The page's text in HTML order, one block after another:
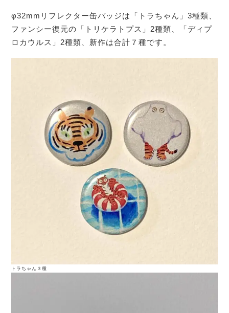
φ32mmリフレクター缶バッジは「トラちゃん」3種類、
ファンシー復元の「トリケラトプス」2種類、「ディプ
ロカウルス」2種類、新作は合計７種です。
トラちゃん３種